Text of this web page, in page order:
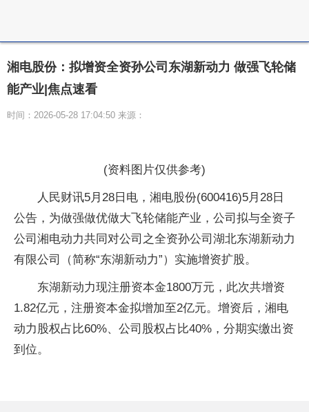
湘电股份：拟增资全资孙公司东湖新动力 做强飞轮储
能产业|焦点速看
时间：2026-05-28 17:04:50 来源：
(资料图片仅供参考)
人民财讯5月28日电，湘电股份(600416)5月28日
公告，为做强做优做大飞轮储能产业，公司拟与全资子
公司湘电动力共同对公司之全资孙公司湖北东湖新动力
有限公司（简称“东湖新动力”）实施增资扩股。
东湖新动力现注册资本金1800万元，此次共增资
1.82亿元，注册资本金拟增加至2亿元。增资后，湘电
动力股权占比60%、公司股权占比40%，分期实缴出资
到位。